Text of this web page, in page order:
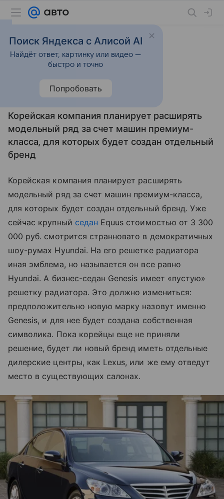
8 декабря 2010 Новости
люксовая марка
Корейская компания планирует расширять
модельный ряд за счет машин премиум-
класса, для которых будет создан отдельный
бренд
Корейская компания планирует расширять
модельный ряд за счет машин премиум-класса,
для которых будет создан отдельный бренд. Уже
сейчас крупный седан Equus стоимостью от 3 300
000 руб. смотрится странновато в демократичных
шоу-румах Hyundai. На его решетке радиатора
иная эмблема, но называется он все равно
Hyundai. А бизнес-седан Genesis имеет «пустую»
решетку радиатора. Это должно измениться:
предположительно новую марку назовут именно
Genesis, и для нее будет создана собственная
символика. Пока корейцы еще не приняли
решение, будет ли новый бренд иметь отдельные
дилерские центры, как Lexus, или же ему отведут
место в существующих салонах.
Поиск Яндекса с Алисой AI
Найдёт ответ, картинку или видео —
быстро и точно
Попробовать